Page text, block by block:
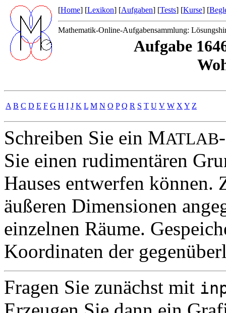
[Home] [Lexikon] [Aufgaben] [Tests] [Kurse] [
Mathematik-Online-Aufgabensammlung:
Aufgabe
A B C D E F G H I J K L M N O P Q R S T U V W X Y Z
Schreiben Sie ein MATLAB
Sie einen rudimentären
Hauses entwerfen können.
äußeren Dimensionen
einzelnen Räume.
Koordinaten der
Fragen Sie zunächst mit